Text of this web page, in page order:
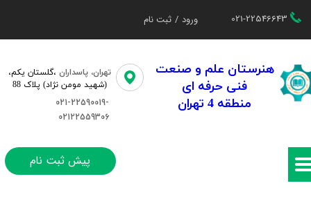
021-22546643 ورود / ثبت نام
تغییر گذر واژه
سفارشات
هنرستان علم و صنعت
فنی حرفه ای
منطقه 4 تهران
تهران، پاسداران ،گلستان یکم،​​
(شهید مومن نژاد) پلاک 88
021-22590019-
02122559306
پیش ثبت نام